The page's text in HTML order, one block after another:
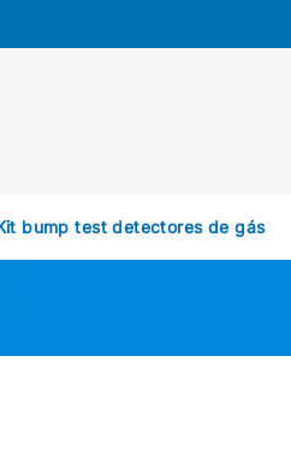
bump test detectores de gás